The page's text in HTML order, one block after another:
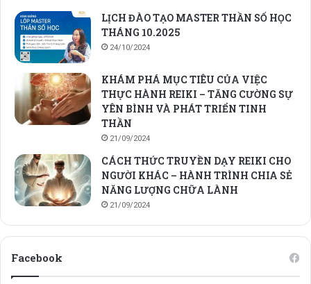
LỊCH ĐÀO TẠO MASTER THẦN SỐ HỌC
THÁNG 10.2025
24/10/2024
KHÁM PHÁ MỤC TIÊU CỦA VIỆC
THỰC HÀNH REIKI – TĂNG CƯỜNG SỰ
YÊN BÌNH VÀ PHÁT TRIỂN TINH
THẦN
21/09/2024
CÁCH THỨC TRUYỀN DẠY REIKI CHO
NGƯỜI KHÁC – HÀNH TRÌNH CHIA SẺ
NĂNG LƯỢNG CHỮA LÀNH
21/09/2024
Facebook